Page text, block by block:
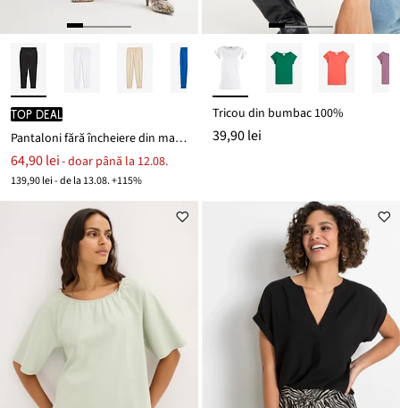
TOP DEAL
Pantaloni fără încheiere din material confortabil Punto di Roma
64,90 lei- doar până la 12.08.
139,90 lei - de la 13.08. +115%
Tricou din bumbac 100%
39,90 lei